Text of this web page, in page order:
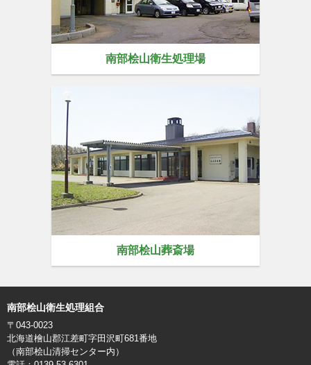
南部桧山衛生処理場
南部桧山葬斎場
南部桧山衛生処理組合
〒043-0023
北海道檜山郡江差町字田沢町681番地
（南部桧山清掃センター内）